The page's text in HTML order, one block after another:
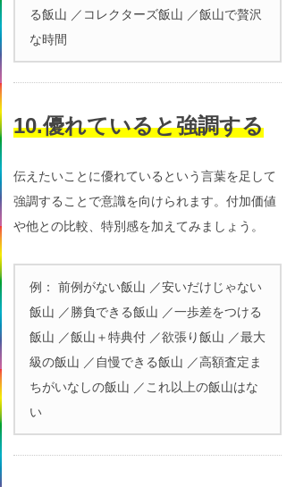
る飯山 ／コレクターズ飯山 ／飯山で贅沢
な時間
10.優れていると強調する
伝えたいことに優れているという言葉を足して
強調することで意識を向けられます。付加価値
や他との比較、特別感を加えてみましょう。
例： 前例がない飯山 ／安いだけじゃない
飯山 ／勝負できる飯山 ／一歩差をつける
飯山 ／飯山＋特典付 ／欲張り飯山 ／最大
級の飯山 ／自慢できる飯山 ／高額査定ま
ちがいなしの飯山 ／これ以上の飯山はな
い